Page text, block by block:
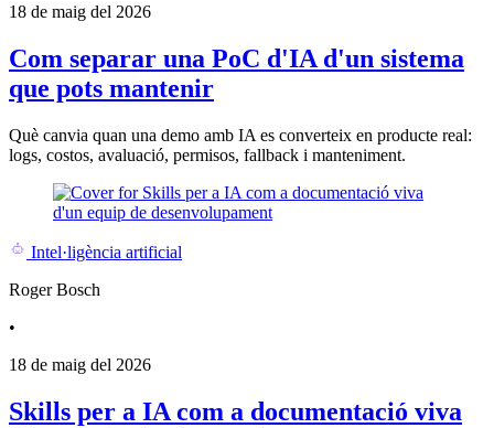
18 de maig del 2026
Com separar una PoC d'IA d'un sistema
que pots mantenir
Què canvia quan una demo amb IA es converteix en producte real:
logs, costos, avaluació, permisos, fallback i manteniment.
Intel·ligència artificial
Roger Bosch
•
18 de maig del 2026
Skills per a IA com a documentació viva